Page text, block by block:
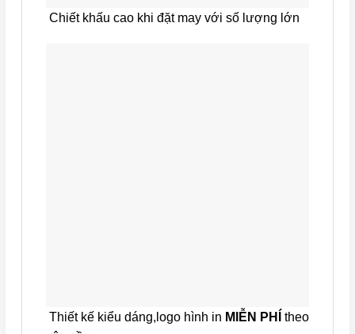
Chiết khấu cao khi đặt may với số lượng lớn
Thiết kế kiểu dáng,logo hình in MIỄN PHÍ theo